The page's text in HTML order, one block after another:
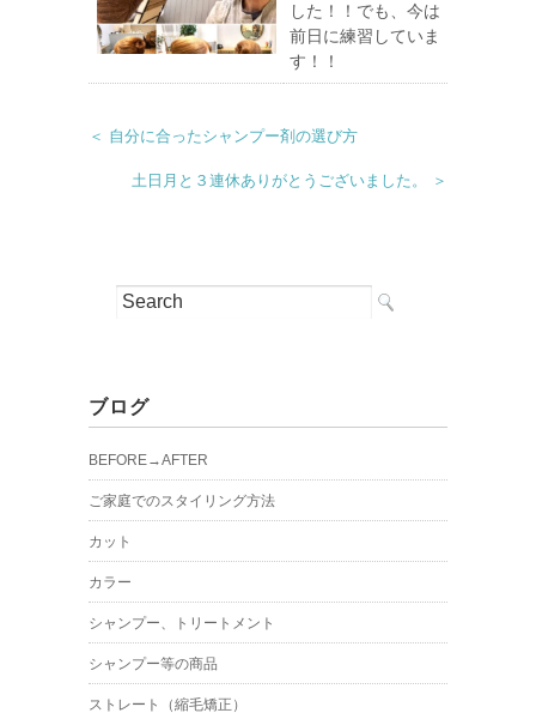
した！！でも、今は
前日に練習していま
す！！
＜ 自分に合ったシャンプー剤の選び方
土日月と３連休ありがとうございました。 ＞
ブログ
BEFORE→AFTER
ご家庭でのスタイリング方法
カット
カラー
シャンプー、トリートメント
シャンプー等の商品
ストレート（縮毛矯正）